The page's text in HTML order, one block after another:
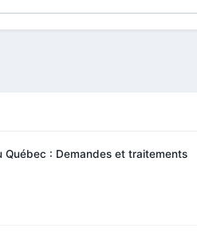
: Demandes et traitements